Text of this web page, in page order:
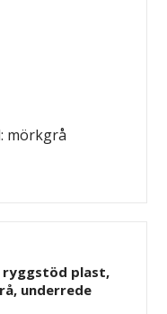
mörkgrå
ryggstöd plast,
underrede